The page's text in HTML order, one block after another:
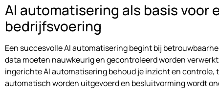
AI automatisering als basis voor
bedrijfsvoering
Een succesvolle AI automatisering begint bij
data moeten nauwkeurig en gecontroleerd worden
ingerichte AI automatisering behoud je inzicht en controle,
automatisch worden uitgevoerd en besluitvorming wordt